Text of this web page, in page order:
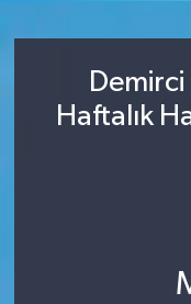
Demirci
Haftalık
RESMİ
Süper Lig
Son Dakika